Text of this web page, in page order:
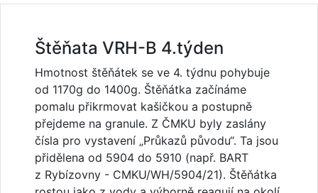
Štěňata VRH-B 4.týden
Hmotnost štěňátek se ve 4. týdnu pohybuje
od 1170g do 1400g. Štěňátka začínáme
pomalu přikrmovat kašičkou a postupně
přejdeme na granule. Z ČMKU byly zaslány
čísla pro vystavení „Průkazů původu“. Ta jsou
přidělena od 5904 do 5910 (např. BART
z Rybízovny - CMKU/WH/5904/21). Štěňátka